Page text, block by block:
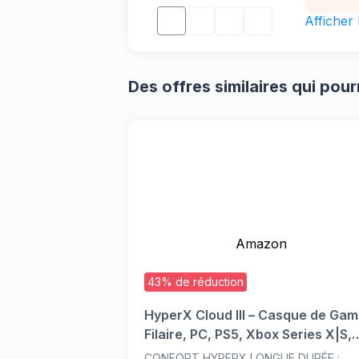
Afficher
Des offres similaires qui
Amazon
43% de réduction
HyperX Cloud III – Casque de
Filaire, PC, PS5, Xbox Series X|S,
DTS, Mousse à mémoire de Forme,